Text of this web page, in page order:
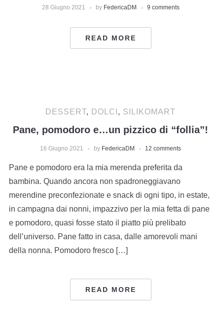
28 Giugno 2021 by FedericaDM 9 comments
READ MORE
DESSERT, DOLCI , SILIKOMART
Pane, pomodoro e…un pizzico di “follia”!
16 Giugno 2021 by FedericaDM 12 comments
Pane e pomodoro era la mia merenda preferita da
bambina. Quando ancora non spadroneggiavano
merendine preconfezionate e snack di ogni tipo, in estate,
in campagna dai nonni, impazzivo per la mia fetta di pane
e pomodoro, quasi fosse stato il piatto più prelibato
dell’universo. Pane fatto in casa, dalle amorevoli mani
della nonna. Pomodoro fresco […]
READ MORE